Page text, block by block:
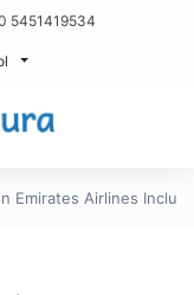
5451419534
Emirates Airlines